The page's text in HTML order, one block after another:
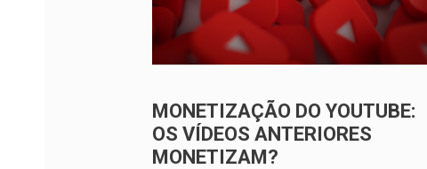
MONETIZAÇÃO DO YOUTUBE:
OS VÍDEOS ANTERIORES
MONETIZAM?